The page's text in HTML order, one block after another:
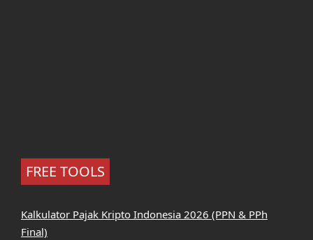
FREE TOOLS
Kalkulator Pajak Kripto Indonesia 2026 (PPN & PPh
Final)